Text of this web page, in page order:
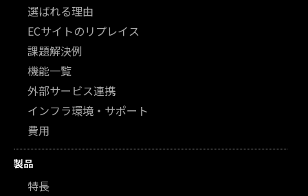
選ばれる理由
ECサイトのリプレイス
課題解決例
機能一覧
外部サービス連携
インフラ環境・サポート
費用
製品
特長